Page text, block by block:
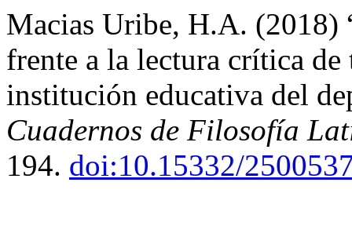
Macias Uribe, H.A. (2018)
frente a la lectura crítica
institución educativa del
Cuadernos de Filosofía
194. doi:10.15332/